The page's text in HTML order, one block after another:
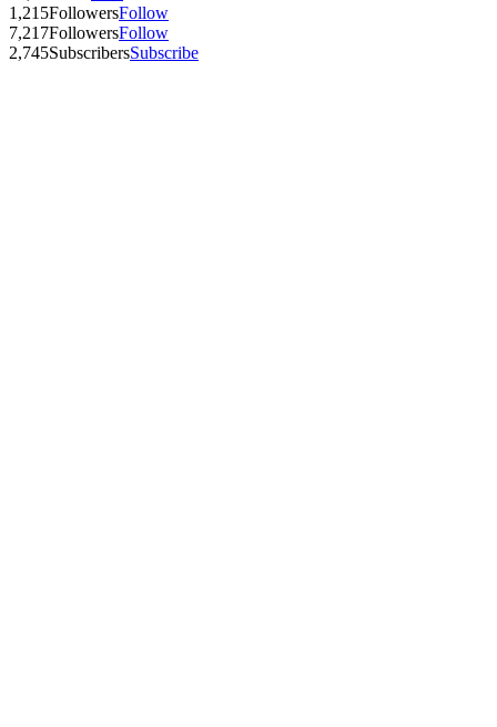
1,215FollowersFollow
7,217FollowersFollow
2,745SubscribersSubscribe